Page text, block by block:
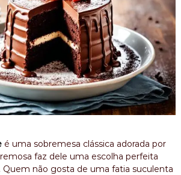
e
r
i
c
a
n
a
,
b
o
l
e
s
n
é uma sobremesa clássica adorada por
faz dele uma escolha perfeita
Quem não gosta de uma fatia suculenta